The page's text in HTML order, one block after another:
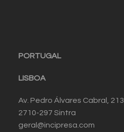
PORTUGAL
LISBOA
Av. Pedro Álvares Cabral, 213
2710-297 Sintra
geral@incipresa.com